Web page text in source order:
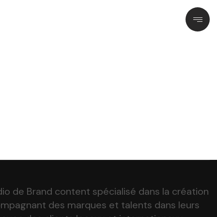
de Brand content spécialisé dans la création
des marques et talents dans leurs